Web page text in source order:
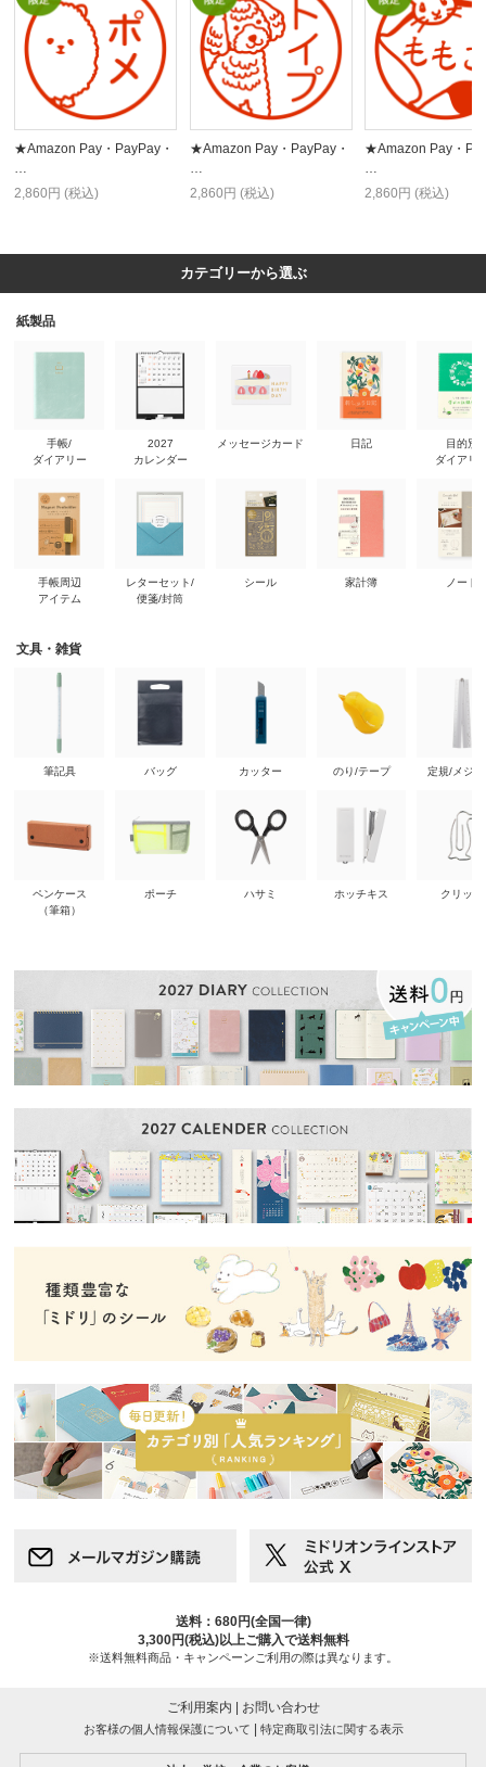
★Amazon Pay・PayPay・
…
2,860円 (税込)
★Amazon Pay・PayPay・
…
2,860円 (税込)
★Amazon Pay・
…
2,860円 (税込)
カテゴリーから選ぶ
紙製品
手帳/
ダイアリー
手帳周辺
アイテム
2027
カレンダー
レターセット/
便箋/封筒
メッセージカード
シール
日記
家計簿
目的別
ダイアリ
ノート
文具・雑貨
筆記具
ペンケース
（筆箱）
バッグ
ポーチ
カッター
ハサミ
のり/テープ
ホッチキス
定規/メジ
クリップ
送料：680円(全国一律)
3,300円(税込)以上ご購入で送料無料
※送料無料商品・キャンペーンご利用の際は異なります。
ご利用案内 お問い合わせ
お客様の個人情報保護について 特定商取引法に関する表示